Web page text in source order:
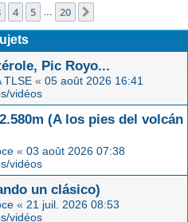
20 4 5 … 20
Pic Royo...
TLSE « 05 août 2026 16:41
vidéos
(A los pies del volcán
« 03 août 2026 07:38
vidéos
un clásico)
« 21 juil. 2026 08:53
vidéos